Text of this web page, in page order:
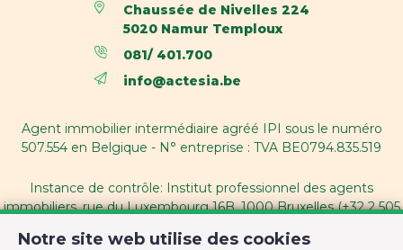
Parking intérieur
Parking extérieur
Année de rénovation
Nom, catégorie & situation
Etage 2
Nombre d'étages (numéro)
Notre site web utilise des cookies
Chaussée de Nivelles 224
5020 Namur Temploux
081/ 401.700
info@actesia.be
Agent immobilier intermédiaire agréé IPI sous le numéro
507.554 en Belgique - N° entreprise : TVA BE0794.835.519
Instance de contrôle: Institut professionnel des agents
immobiliers, rue du Luxembourg 16B, 1000 Bruxelles (+32 2 505